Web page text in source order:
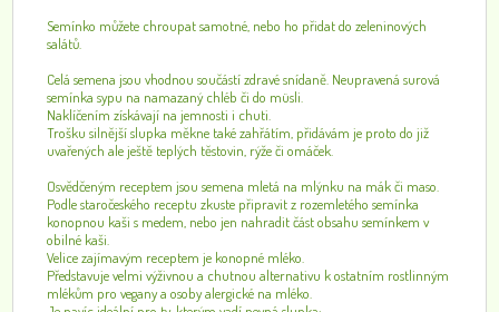
Semínko můžete chroupat samotné, nebo ho přidat do zeleninových
salátů.
Celá semena jsou vhodnou součástí zdravé snídaně. Neupravená surová
semínka sypu na namazaný chléb či do müsli.
Naklíčením získávají na jemnosti i chuti.
Trošku silnější slupka měkne také zahřátím, přidávám je proto do již
uvařených ale ještě teplých těstovin, rýže či omáček.
Osvědčeným receptem jsou semena mletá na mlýnku na mák či maso.
Podle staročeského receptu zkuste připravit z rozemletého semínka
konopnou kaši s medem, nebo jen nahradit část obsahu semínkem v
obilné kaši.
Velice zajímavým receptem je konopné mléko.
Představuje velmi výživnou a chutnou alternativu k ostatním rostlinným
mlékům pro vegany a osoby alergické na mléko.